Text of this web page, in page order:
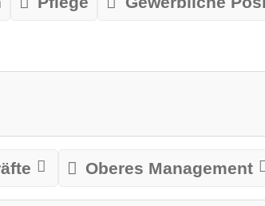
Oberes Management